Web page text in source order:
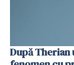
După